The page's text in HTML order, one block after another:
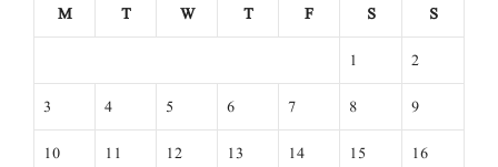
M
T W T F S
S
1
2
3
4 5 6 7 8
9
10
11 12 13 14 15
16